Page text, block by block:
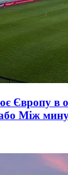
Європу в
або Між